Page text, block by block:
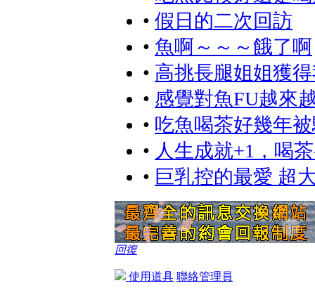
使用道具 聯絡管理員
Smilies
您需要登錄後才可以回帖 登錄 |註冊（未滿18歲請勿註冊）
回帖後跳轉到最後一頁
重要聲明：本論壇是以即時上載留言方式運作，歐洲魚訊論壇對所有留
非本論壇之立場，用戶不應完全依賴其內容，並應自行判斷內容真實性
權刪除任何留言及拒絕任何人士留言，同時亦有不刪除留言的權利。切
如有任何留言
合作提案|歐洲論壇